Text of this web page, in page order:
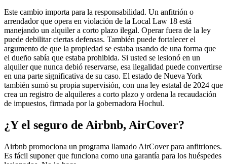
Este cambio importa para la responsabilidad. Un anfitrión o
arrendador que opera en violación de la Local Law 18 está
manejando un alquiler a corto plazo ilegal. Operar fuera de la ley
puede debilitar ciertas defensas. También puede fortalecer el
argumento de que la propiedad se estaba usando de una forma que
el dueño sabía que estaba prohibida. Si usted se lesionó en un
alquiler que nunca debió reservarse, esa ilegalidad puede convertirse
en una parte significativa de su caso. El estado de Nueva York
también sumó su propia supervisión, con una ley estatal de 2024 que
crea un registro de alquileres a corto plazo y ordena la recaudación
de impuestos, firmada por la gobernadora Hochul.
¿Y el seguro de Airbnb, AirCover?
Airbnb promociona un programa llamado AirCover para anfitriones.
Es fácil suponer que funciona como una garantía para los huéspedes